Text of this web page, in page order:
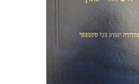
אתר ספר מודפס
$45